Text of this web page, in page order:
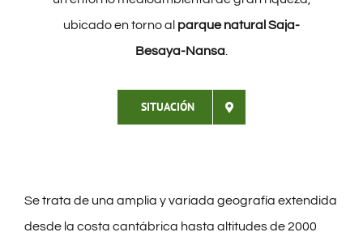
ubicado en torno al parque natural Saja-
Besaya-Nansa.
SITUACIÓN
Se trata de una amplia y variada geografía extendida
desde la costa cantábrica hasta altitudes de 2000